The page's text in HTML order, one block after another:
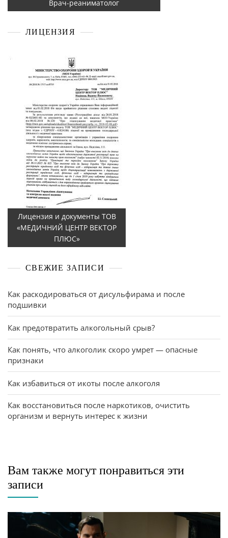
Врач-реаниматолог
ЛИЦЕНЗИЯ
Лицензия и документы ТОВ
«МЕДИЧНИЙ ЦЕНТР ВЕКТОР
ПЛЮС»
СВЕЖИЕ ЗАПИСИ
Как раскодироваться от дисульфирама и после
подшивки
Как предотвратить алкогольный срыв?
Как понять, что алкоголик скоро умрет — опасные
признаки
Как избавиться от икоты после алкоголя
Как восстановиться после наркотиков, очистить
организм и вернуть интерес к жизни
Вам также могут понравиться эти
записи